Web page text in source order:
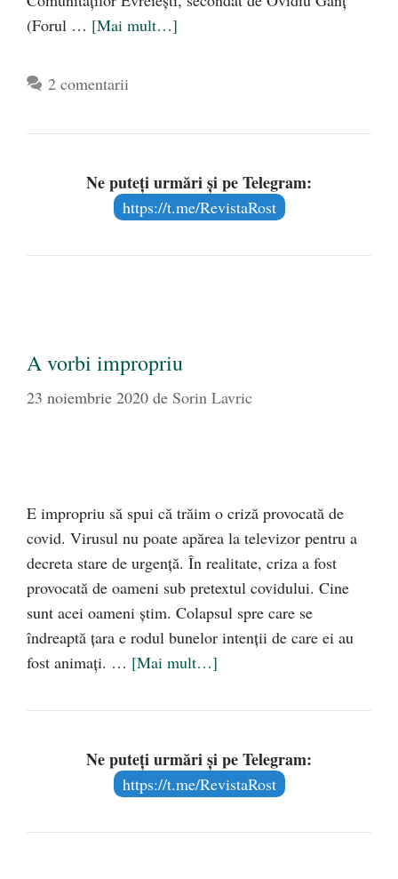
(Forul … [Mai mult…]
2 comentarii
Ne puteți urmări și pe Telegram:
https://t.me/RevistaRost
A vorbi impropriu
23 noiembrie 2020 de Sorin Lavric
E impropriu să spui că trăim o criză provocată de
covid. Virusul nu poate apărea la televizor pentru a
decreta stare de urgenţă. În realitate, criza a fost
provocată de oameni sub pretextul covidului. Cine
sunt acei oameni ştim. Colapsul spre care se
îndreaptă ţara e rodul bunelor intenţii de care ei au
fost animaţi. … [Mai mult…]
Ne puteți urmări și pe Telegram:
https://t.me/RevistaRost